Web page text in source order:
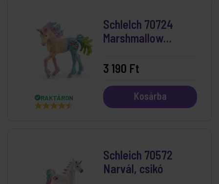
RAKTÁRON
Schlelch 70724
Marshmallow
3 190 Ft
Kosárba
Schleich 70572
Narvál, csikó